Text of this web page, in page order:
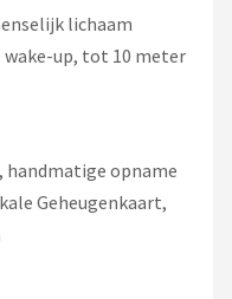
lichaam
up, tot 10 meter
opname
Geheugenkaart,